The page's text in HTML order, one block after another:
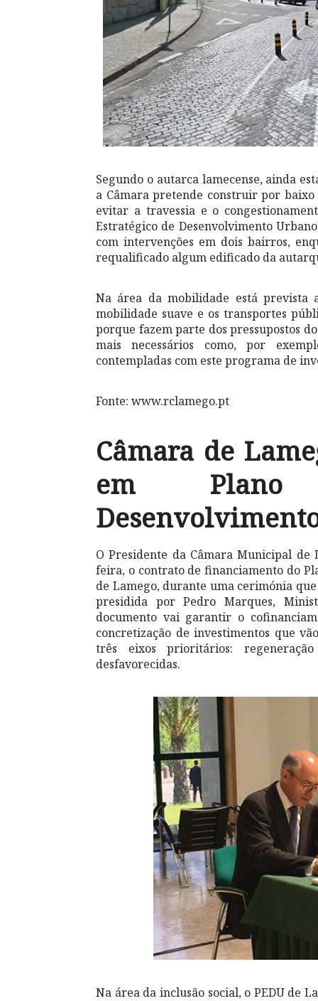
Segundo o autarca lamecense, ainda
a Câmara pretende construir por baixo
evitar a travessia e o
Estratégico de Desenvolvimento
com intervenções em dois bairros,
requalificado algum edificado da
Na área da mobilidade está prevista
mobilidade suave e os transportes
porque fazem parte dos pressupostos
mais necessários como, por
contempladas com este programa de
Fonte: www.rclamego.pt
Câmara de
em Plano
O Presidente da Câmara Municipal de
feira, o contrato de financiamento do
de Lamego, durante uma cerimónia
presidida por Pedro Marques,
documento vai garantir o
concretização de investimentos que
três eixos prioritários:
desfavorecidas.
Na área da inclusão social, o PEDU de